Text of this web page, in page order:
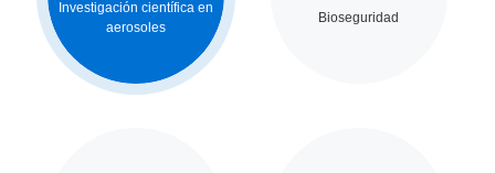
Investigación científica en
aerosoles
Bioseguridad